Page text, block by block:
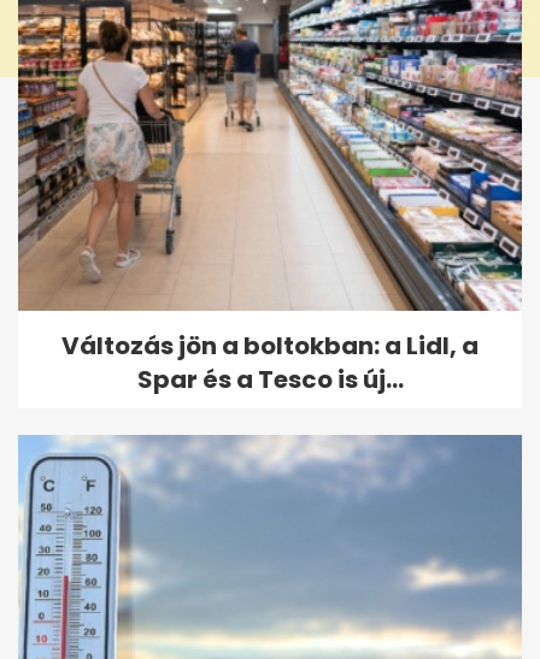
Változás jön a boltokban: a Lidl, a
Spar és a Tesco is új...